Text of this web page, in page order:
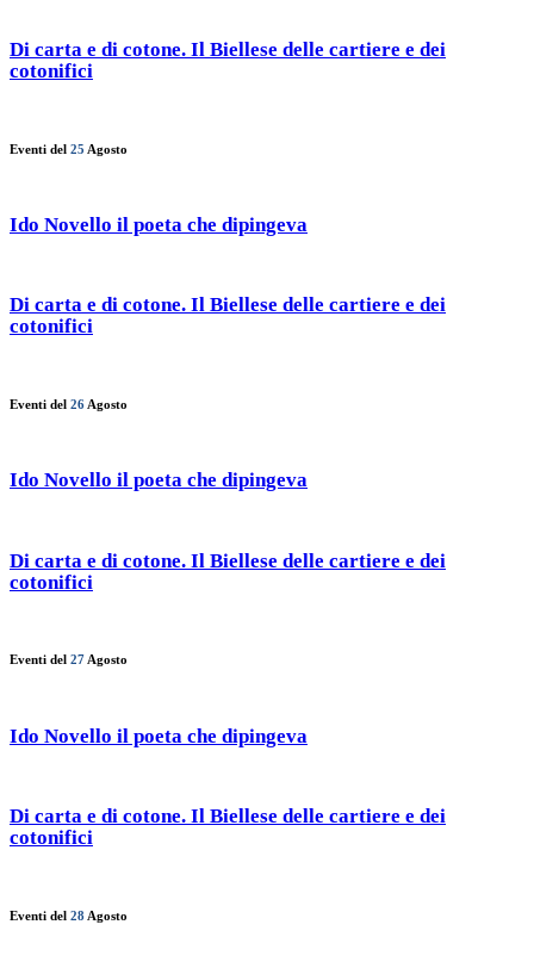
Di carta e di cotone. Il Biellese delle cartiere e dei
cotonifici
Eventi del 25 Agosto
Ido Novello il poeta che dipingeva
Di carta e di cotone. Il Biellese delle cartiere e dei
cotonifici
Eventi del 26 Agosto
Ido Novello il poeta che dipingeva
Di carta e di cotone. Il Biellese delle cartiere e dei
cotonifici
Eventi del 27 Agosto
Ido Novello il poeta che dipingeva
Di carta e di cotone. Il Biellese delle cartiere e dei
cotonifici
Eventi del 28 Agosto